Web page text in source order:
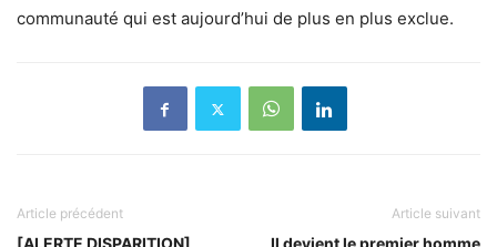
communauté qui est aujourd’hui de plus en plus exclue.
Article précédent Article suivant